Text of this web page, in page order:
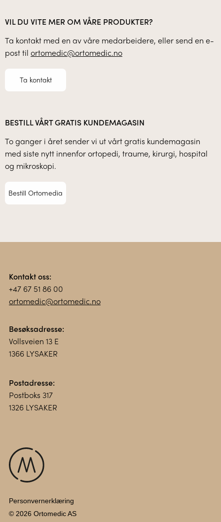
VIL DU VITE MER OM VÅRE PRODUKTER?
Ta kontakt med en av våre medarbeidere, eller send en e-
post til ortomedic@ortomedic.no
Ta kontakt
BESTILL VÅRT GRATIS KUNDEMAGASIN
To ganger i året sender vi ut vårt gratis kundemagasin
med siste nytt innenfor ortopedi, traume, kirurgi, hospital
og mikroskopi.
Bestill Ortomedia
Kontakt oss:
+47 67 51 86 00
ortomedic@ortomedic.no
Besøksadresse:
Vollsveien 13 E
1366 LYSAKER
Postadresse:
Postboks 317
1326 LYSAKER
Personvernerklæring
© 2026 Ortomedic AS